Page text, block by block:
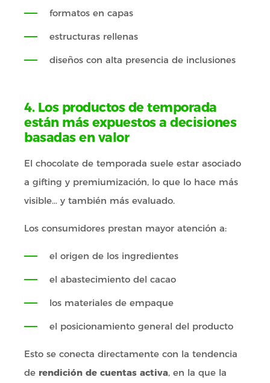
formatos en capas
estructuras rellenas
diseños con alta presencia de inclusiones
4. Los productos de temporada
están más expuestos a decisiones
basadas en valor
El chocolate de temporada suele estar asociado
a gifting y premiumización, lo que lo hace más
visible… y también más evaluado.
Los consumidores prestan mayor atención a:
el origen de los ingredientes
el abastecimiento del cacao
los materiales de empaque
el posicionamiento general del producto
Esto se conecta directamente con la tendencia
de rendición de cuentas activa, en la que la